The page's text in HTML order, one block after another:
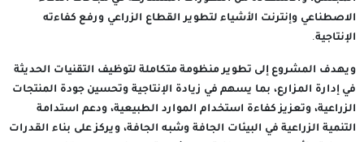
الاصطناعي وإنترنت الأشياء لتطوير القطاع الزراعي ورفع كفاءته
الإنتاجية.
ويهدف المشروع إلى تطوير منظومة متكاملة لتوظيف التقنيات الحديثة
في إدارة المزارع، بما يسهم في زيادة الإنتاجية وتحسين جودة المنتجات
الزراعية، وتعزيز كفاءة استخدام الموارد الطبيعية، ودعم استدامة
التنمية الزراعية في البيئات الجافة وشبه الجافة، ويركز على بناء القدرات